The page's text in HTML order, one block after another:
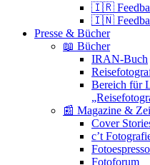
🇮🇷
🇮🇳
Presse & Bücher
📖 Bücher
IRAN-Buch
Bereich für
📰 Magazine &
Cover
c’t
Fotoespresso
Fotoforum